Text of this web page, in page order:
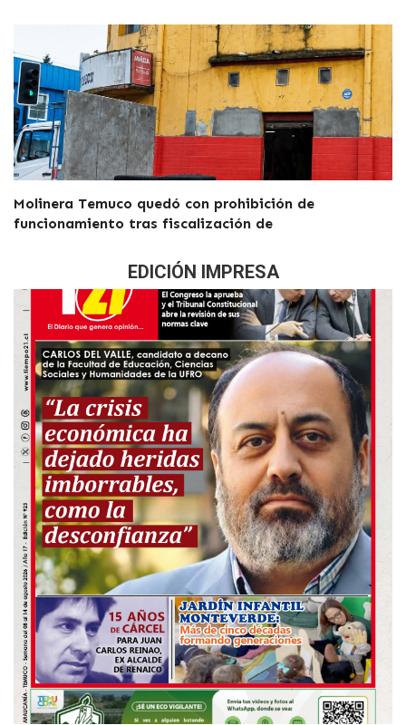
Molinera Temuco quedó con prohibición de
funcionamiento tras fiscalización de
EDICIÓN IMPRESA